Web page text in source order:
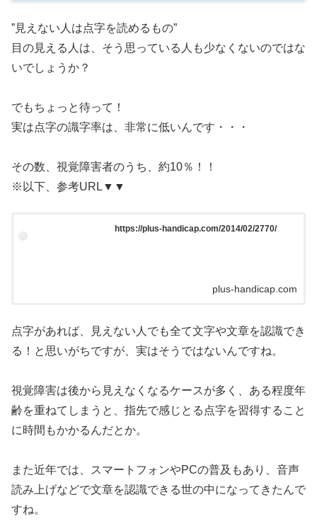
”見えない人は点字を読めるもの”
目の見える人は、そう思っている人も少なくないのではな
いでしょうか？
でもちょっと待って！
実は点字の識字率は、非常に低いんです・・・
その数、視覚障害者のうち、約10％！！
※以下、参考URL▼▼
https://plus-handicap.com/2014/02/2770/
plus-handicap.com
点字があれば、見えない人でも全て文字や文章を認識でき
る！と思いがちですが、実はそうではないんですね。
視覚障害は後から見えなくなるケースが多く、ある程度年
齢を重ねてしまうと、指先で感じとる点字を習得すること
に時間もかかるんだとか。
また近年では、スマートフォンやPCの普及もあり、音声
読み上げなどで文章を認識できる世の中になってきたんで
すね。